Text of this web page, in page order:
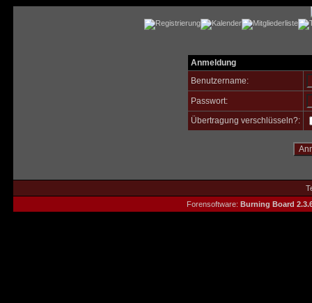
Anmeldung
Benutzername:
Passwort:
Übertragung verschlüsseln?:
Forensoftware: Burning Board